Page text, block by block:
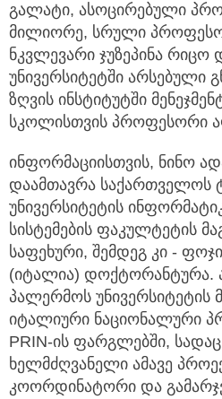
გალატი, ასოცირებული
მილიორე, სრული
ნკვლევარი ჯუზეპინა რიცო
უნივერსიტეტში არსებული
ზღვის ინსტიტუტში
სკოლისთვის პროფესორი
ინფორმაციისთვის, ნინო
დაამთავრა საქართველოს
უნივერსიტეტის
სისტემების ფაკულტეტის
საფეხური, შემდეგ კი -
(იტალია) დოქტორანტურა.
პალერმოს უნივერსიტეტის
იტალიური ნაციონალური
PRIN-ის ფარგლებში, სადაც
ხელმძღვანელი ამავე
კოორდინატორი და